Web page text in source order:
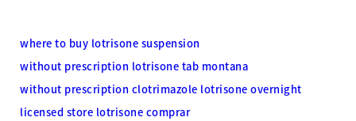
where to buy lotrisone suspension
without prescription lotrisone tab montana
without prescription clotrimazole lotrisone overnight
licensed store lotrisone comprar